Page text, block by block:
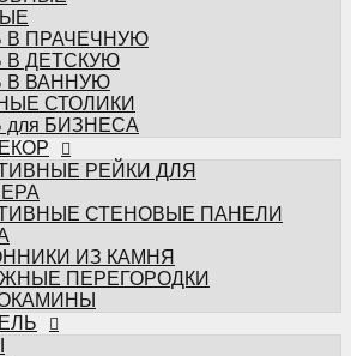
ТУМБЫ
столешницы (на
ДСП)
из искусственного камня
из кварца
ФАСАДЫ
МЕБАСО
В ПЛАСТИКЕ
Фасады CLEAF
Фасады FENIX
В ПРАЧЕЧНУЮ
В ДЕТСКУЮ
В ВАННУЮ
СТОЛИКИ
для БИЗНЕСА
РЕЙКИ ДЛЯ
СТЕНОВЫЕ ПАНЕЛИ
ИЗ КАМНЯ
ПЕРЕГОРОДКИ